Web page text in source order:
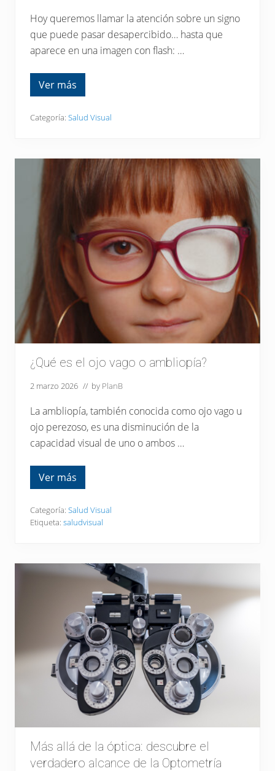
Hoy queremos llamar la atención sobre un signo
que puede pasar desapercibido… hasta que
aparece en una imagen con flash: …
¿
H
s
t
p
a
a
n
c
a
»
e
u
a
f
o
t
o
?
Ver más
Categoría: Salud Visual
¿Qué es el ojo vago o ambliopía?
2 marzo 2026 // by PlanB
La ambliopía, también conocida como ojo vago u
ojo perezoso, es una disminución de la
capacidad visual de uno o ambos …
¿
Q
é
e
j
m
b
l
i
o
?
Ver más
Categoría: Salud Visual
Etiqueta: saludvisual
Más allá de la óptica: descubre el
verdadero alcance de la Optometría